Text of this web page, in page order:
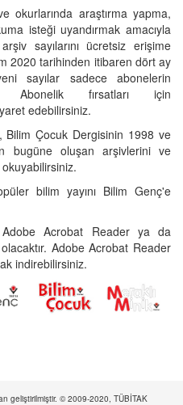
okurlarında araştırma yapma,
isteği uyandırmak amacıyla
sayılarını ücretsiz erişime
2020 tarihinden itibaren dört ay
sayılar sadece abonelerin
Abonelik fırsatları için
edebilirsiniz.
Bilim Çocuk Dergisinin 1998 ve
bugüne oluşan arşivlerini ve
okuyabilirsiniz.
bilim yayını Bilim Genç'e
Adobe Acrobat Reader ya da
Adobe Acrobat Reader
indirebilirsiniz.
geliştirilmiştir. © 2009-2020, TÜBİTAK